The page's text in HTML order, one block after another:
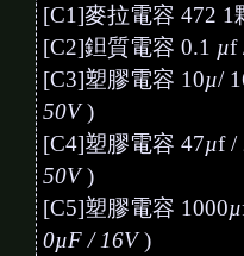
[C1]麥拉電容 472 1
[C2]鉭質電容 0.1 µf
[C3]塑膠電容 10µ/
50V)
[C4]塑膠電容 47µf /
50V)
[C5]塑膠電容 1000µ
0µF / 16V)